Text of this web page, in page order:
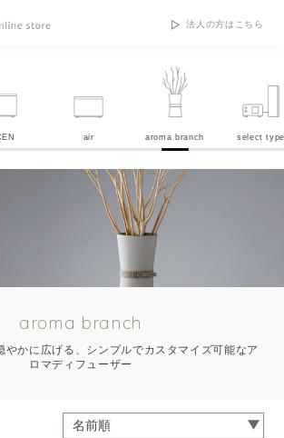
法人の方はこちら
air aroma branch select
aroma branch
やかに広げる、シンプルでカスタマイズ可能なア
ロマディフューザー